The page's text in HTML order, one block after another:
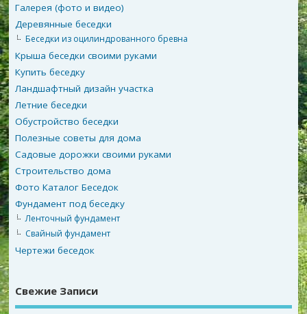
Галерея (фото и видео)
Деревянные беседки
Беседки из оцилиндрованного бревна
Крыша беседки своими руками
Купить беседку
Ландшафтный дизайн участка
Летние беседки
Обустройство беседки
Полезные советы для дома
Садовые дорожки своими руками
Строительство дома
Фото Каталог Беседок
Фундамент под беседку
Ленточный фундамент
Свайный фундамент
Чертежи беседок
Свежие Записи